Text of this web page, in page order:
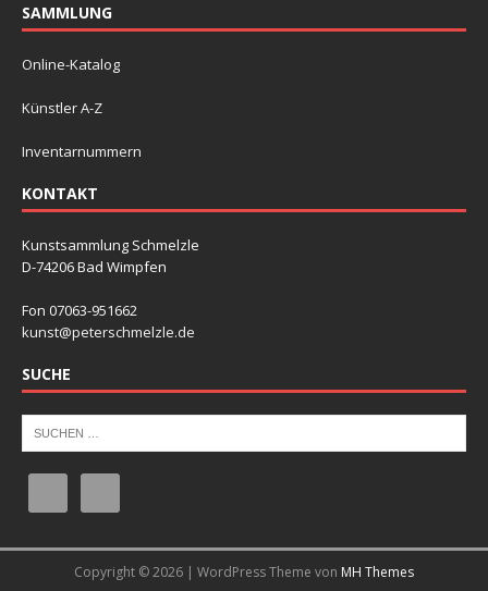
SAMMLUNG
Online-Katalog
Künstler A-Z
Inventarnummern
KONTAKT
Kunstsammlung Schmelzle
D-74206 Bad Wimpfen
Fon 07063-951662
kunst@peterschmelzle.de
SUCHE
Copyright © 2026 | WordPress Theme von MH Themes